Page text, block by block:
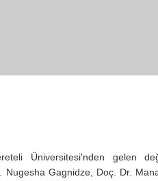
Üniversitesi'nden gelen
Gagnidze, Doç. Dr.